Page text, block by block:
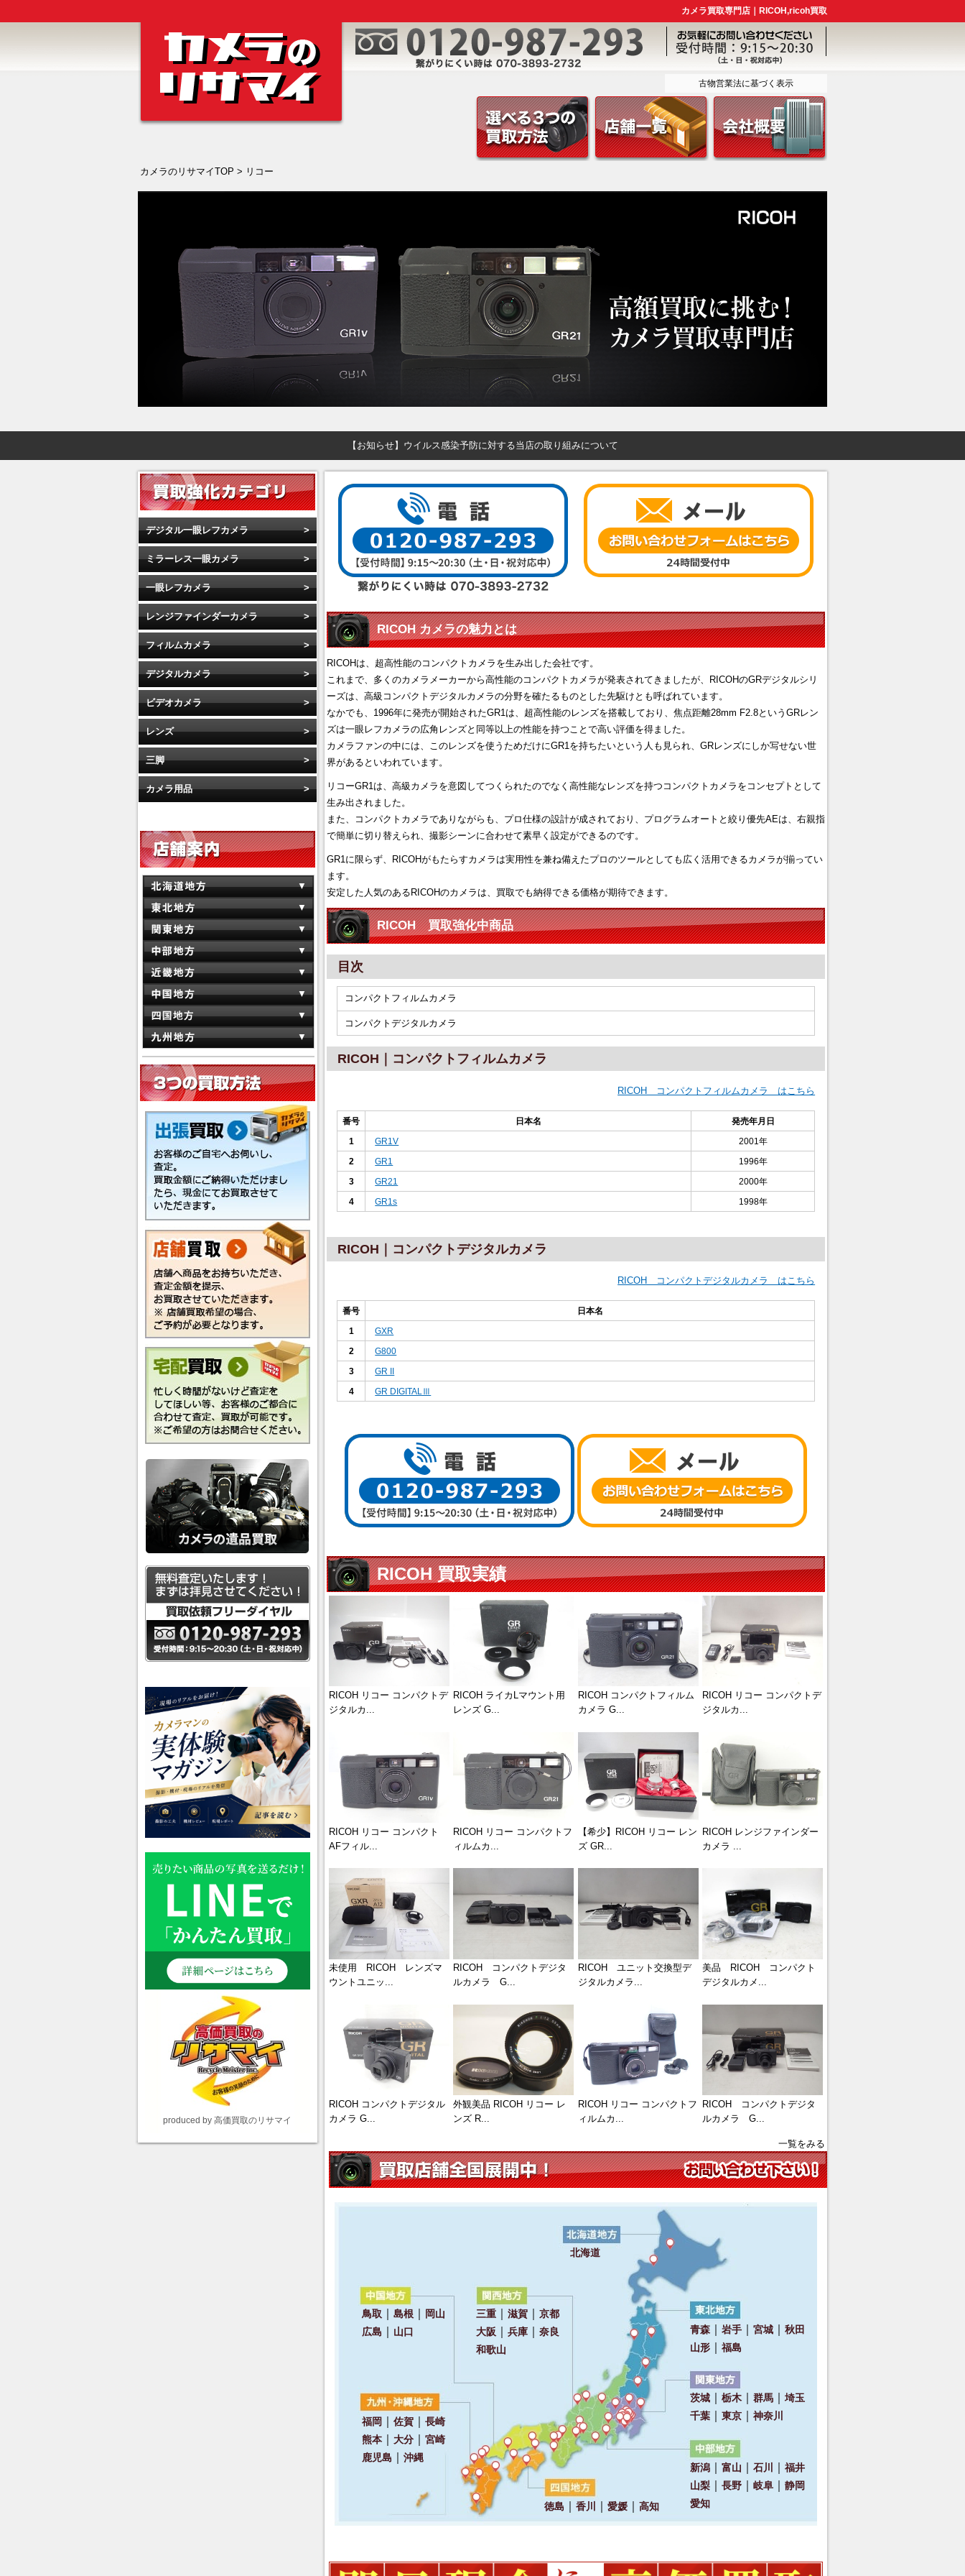
カメラ買取専門店｜RICOH,ricoh買取
古物営業法に基づく表示
カメラのリサマイTOP > リコー
【お知らせ】ウイルス感染予防に対する当店の取り組みについて
RICOH カメラの魅力とは
RICOHは、超高性能のコンパクトカメラを生み出した会社です。
これまで、多くのカメラメーカーから高性能のコンパクトカメラが発表されてきましたが、RICOHのGRデジタルシリ
ーズは、高級コンパクトデジタルカメラの分野を確たるものとした先駆けとも呼ばれています。
なかでも、1996年に発売が開始されたGR1は、超高性能のレンズを搭載しており、焦点距離28mm F2.8というGRレン
ズは一眼レフカメラの広角レンズと同等以上の性能を持つことで高い評価を得ました。
カメラファンの中には、このレンズを使うためだけにGR1を持ちたいという人も見られ、GRレンズにしか写せない世
界があるといわれています。
リコーGR1は、高級カメラを意図してつくられたのでなく高性能なレンズを持つコンパクトカメラをコンセプトとして
生み出されました。
また、コンパクトカメラでありながらも、プロ仕様の設計が成されており、プログラムオートと絞り優先AEは、右親指
で簡単に切り替えられ、撮影シーンに合わせて素早く設定ができるのです。
GR1に限らず、RICOHがもたらすカメラは実用性を兼ね備えたプロのツールとしても広く活用できるカメラが揃ってい
ます。
安定した人気のあるRICOHのカメラは、買取でも納得できる価格が期待できます。
RICOH 買取強化中商品
目次
コンパクトフィルムカメラ
コンパクトデジタルカメラ
RICOH｜コンパクトフィルムカメラ
RICOH コンパクトフィルムカメラ はこちら
番号 日本名 発売年月日
1 GR1V 2001年
2 GR1 1996年
3 GR21 2000年
4 GR1s 1998年
RICOH｜コンパクトデジタルカメラ
RICOH コンパクトデジタルカメラ はこちら
番号 日本名
1 GXR
2 G800
3 GR II
4 GR DIGITALⅢ
RICOH 買取実績
RICOH リコー コンパクトデ
ジタルカ...
RICOH ライカLマウント用
レンズ G...
RICOH コンパクトフィルム
カメラ G...
RICOH リコー コンパクトデ
ジタルカ...
RICOH リコー コンパクト
AFフィル...
RICOH リコー コンパクトフ
ィルムカ...
【希少】RICOH リコー レン
ズ GR...
RICOH レンジファインダー
カメラ ...
未使用 RICOH レンズマ
ウントユニッ...
RICOH コンパクトデジタ
ルカメラ G...
RICOH ユニット交換型デ
ジタルカメラ...
美品 RICOH コンパクト
デジタルカメ...
RICOH コンパクトデジタル
カメラ G...
外観美品 RICOH リコー レ
ンズ R...
RICOH リコー コンパクトフ
ィルムカ...
RICOH コンパクトデジタ
ルカメラ G...
一覧をみる
デジタル一眼レフカメラ
ミラーレス一眼カメラ
一眼レフカメラ
レンジファインダーカメラ
フィルムカメラ
デジタルカメラ
ビデオカメラ
レンズ
三脚
カメラ用品
produced by 高価買取のリサマイ